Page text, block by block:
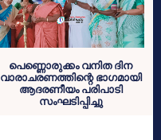
പെണ്ണൊരുക്കം വനിത ദിന
വാരാചരണത്തിന്റെ ഭാഗമായി
ആദരണീയം പരിപാടി
സംഘടിപ്പിച്ചു